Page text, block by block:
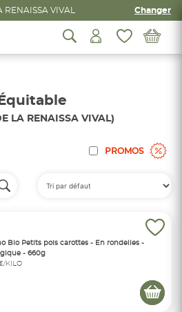
VIVAL Changer
LA RENAISSA VIVAL)
PROMOS
Bio Petits pois carottes - En rondelles -
- 660g
KILO